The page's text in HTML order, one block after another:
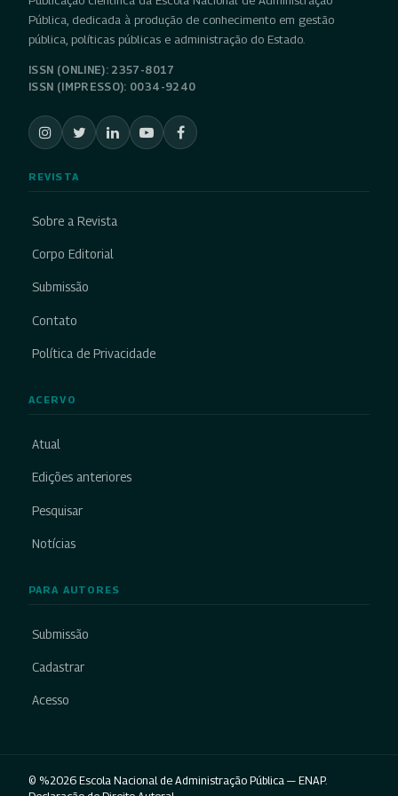
Pública, dedicada à produção de conhecimento em gestão
pública, políticas públicas e administração do Estado.
ISSN (ONLINE): 2357-8017
ISSN (IMPRESSO): 0034-9240
REVISTA
Sobre a Revista
Corpo Editorial
Submissão
Contato
Política de Privacidade
ACERVO
Atual
Edições anteriores
Pesquisar
Notícias
PARA AUTORES
Submissão
Cadastrar
Acesso
© %2026 Escola Nacional de Administração Pública — ENAP.